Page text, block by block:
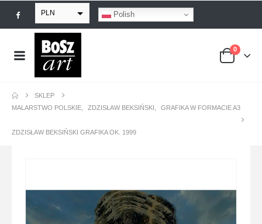
PLN
EUR
USD
Polish
0
SKLEP
MALARSTWO POLSKIE
ZDZISŁAW BEKSIŃSKI GRAFIKA W FORMACIE A3
ZDZISŁAW BEKSIŃSKI GRAFIKA OK. 1999